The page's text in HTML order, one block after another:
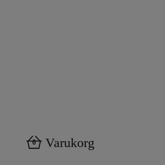
0 Varukorg